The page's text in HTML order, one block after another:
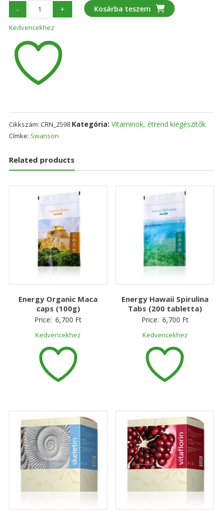
-
Swanson
Cranberry
(Tőzegáfonya)
60
softgel
mennyiség
+ Kosárba teszem
Kedvencekhez
Cikkszám: CRN_2598 Kategória: Vitaminok, étrend kiegészítők
Címke: Swanson
Related products
Energy Organic Maca
caps (100g)
Price: 6,700 Ft
Kedvencekhez
Energy Hawaii Spirulina
Tabs (200 tabletta)
Price: 6,700 Ft
Kedvencekhez